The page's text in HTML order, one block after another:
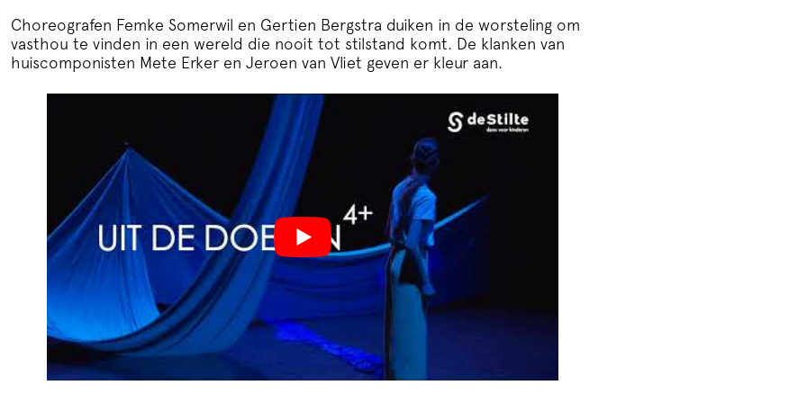
Choreografen Femke Somerwil en Gertien Bergstra duiken in de worsteling om
vasthou te vinden in een wereld die nooit tot stilstand komt. De klanken van
huiscomponisten Mete Erker en Jeroen van Vliet geven er kleur aan.